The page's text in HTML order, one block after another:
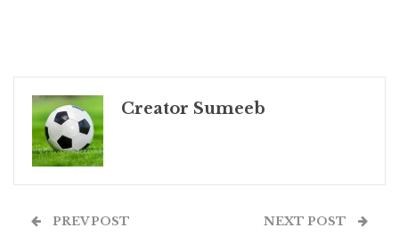
Creator Sumeeb
PREV POST NEXT POST